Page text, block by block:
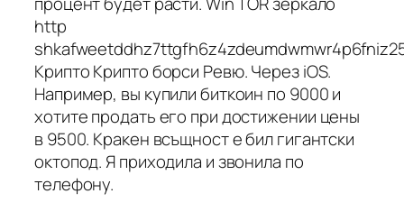
http
Крипто Крипто борси Ревю. Через iOS.
Например, вы купили биткоин по 9000 и
хотите продать его при достижении цены
в 9500. Кракен всъщност е бил гигантски
октопод. Я приходила и звонила по
телефону.